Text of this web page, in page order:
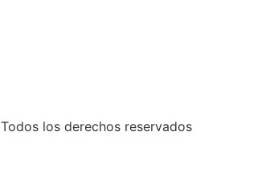
Todos los derechos reservados